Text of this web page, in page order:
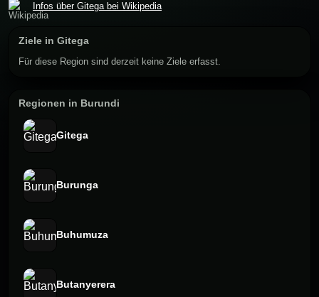
Infos über Gitega bei Wikipedia
Ziele in Gitega
Für diese Region sind derzeit keine Ziele erfasst.
Regionen in Burundi
Gitega
Burunga
Buhumuza
Butanyerera